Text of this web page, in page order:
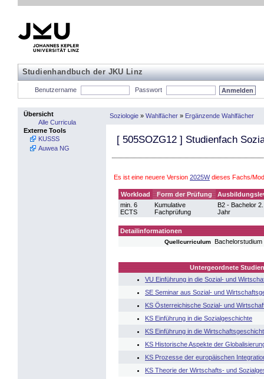
Studienhandbuch der JKU Linz
Benutzername Passwort
Übersicht
Alle Curricula
Externe Tools
KUSSS
Auwea NG
Soziologie » Wahlfächer » Ergänzende Wahlfächer
[ 505SOZG12 ] Studienfach
Es ist eine neuere Version 2025Wdieses Fachs/
Workload Form der Prüfung
min. 6
ECTS
Kumulative
Fachprüfung
B2 - Bachelor 2.
Jahr
Detailinformationen
Quellcurriculum Bachelorstudium
Untergeordnete
VU Einführung in die Sozial- und
SE Seminar aus Sozial- und
KS Österreichische Sozial- und
KS Einführung in die Sozialgeschichte
KS Einführung in die
KS Historische Aspekte der
KS Prozesse der europäischen
KS Theorie der Wirtschafts- und